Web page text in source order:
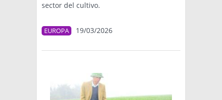
sector del cultivo.
EUROPA 19/03/2026